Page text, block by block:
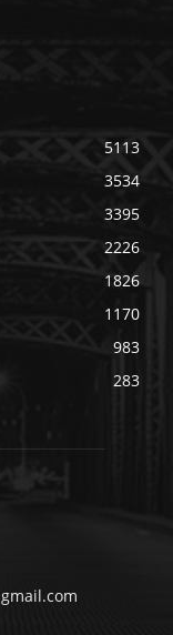
5113
3534
3395
2226
1826
1170
983
283